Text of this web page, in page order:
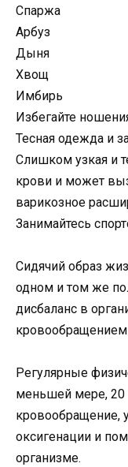
Спаржа
Арбуз
Дыня
Хвощ
Имбирь
Избегайте
Тесная одежда и
Слишком узкая и
крови и может
варикозное
Занимайтесь
Сидячий образ
одном и том же
дисбаланс в
Регулярные
меньшей мере, 20
кровообращение,
оксигенации и
организме.